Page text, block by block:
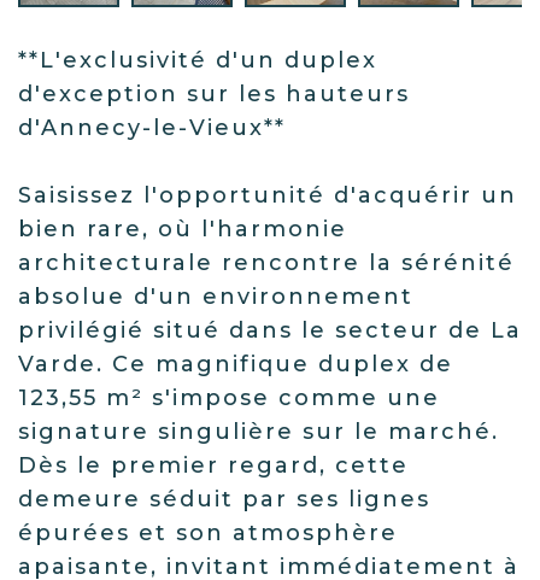
**L'exclusivité d'un duplex
d'exception sur les hauteurs
d'Annecy-le-Vieux**
Saisissez l'opportunité d'acquérir un
bien rare, où l'harmonie
architecturale rencontre la sérénité
absolue d'un environnement
privilégié situé dans le secteur de La
Varde. Ce magnifique duplex de
123,55 m² s'impose comme une
signature singulière sur le marché.
Dès le premier regard, cette
demeure séduit par ses lignes
épurées et son atmosphère
apaisante, invitant immédiatement à